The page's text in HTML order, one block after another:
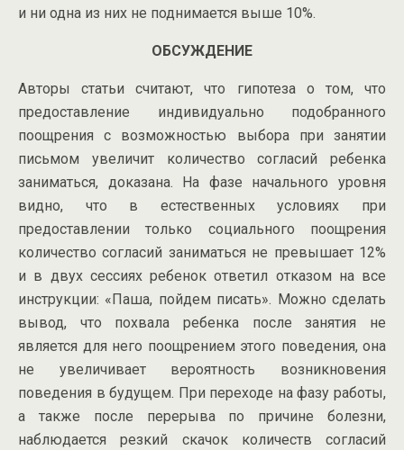
и ни одна из них не поднимается выше 10%.
ОБСУЖДЕНИЕ
Авторы статьи считают, что гипотеза о том, что
предоставление индивидуально подобранного
поощрения с возможностью выбора при занятии
письмом увеличит количество согласий ребенка
заниматься, доказана. На фазе начального уровня
видно, что в естественных условиях при
предоставлении только социального поощрения
количество согласий заниматься не превышает 12%
и в двух сессиях ребенок ответил отказом на все
инструкции: «Паша, пойдем писать». Можно сделать
вывод, что похвала ребенка после занятия не
является для него поощрением этого поведения, она
не увеличивает вероятность возникновения
поведения в будущем. При переходе на фазу работы,
а также после перерыва по причине болезни,
наблюдается резкий скачок количеств согласий